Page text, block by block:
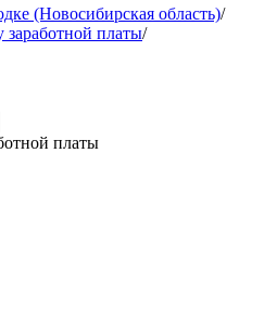
(Новосибирская область)/
заработной платы/
платы